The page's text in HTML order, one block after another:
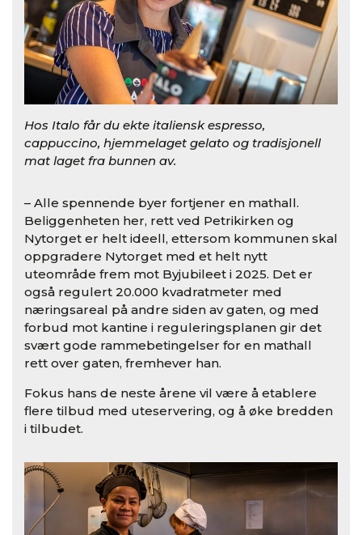
Hos Italo får du ekte italiensk espresso,
cappuccino, hjemmelaget gelato og tradisjonell
mat laget fra bunnen av.
– Alle spennende byer fortjener en mathall.
Beliggenheten her, rett ved Petrikirken og
Nytorget er helt ideell, ettersom kommunen skal
oppgradere Nytorget med et helt nytt
uteområde frem mot Byjubileet i 2025. Det er
også regulert 20.000 kvadratmeter med
næringsareal på andre siden av gaten, og med
forbud mot kantine i reguleringsplanen gir det
svært gode rammebetingelser for en mathall
rett over gaten, fremhever han.
Fokus hans de neste årene vil være å etablere
flere tilbud med uteservering, og å øke bredden
i tilbudet.